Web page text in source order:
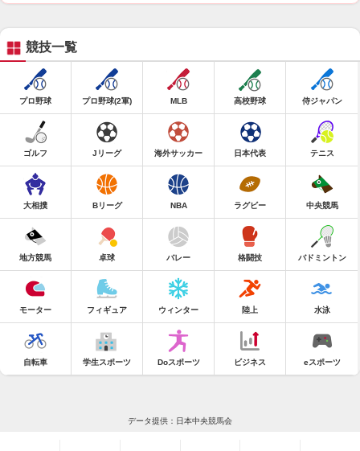
競技一覧
プロ野球 プロ野球(2軍) MLB 高校野球 侍ジャパン
ゴルフ Jリーグ 海外サッカー 日本代表 テニス
大相撲 Bリーグ NBA ラグビー 中央競馬
地方競馬 卓球 バレー 格闘技 バドミントン
モーター フィギュア ウィンター 陸上 水泳
自転車 学生スポーツ Doスポーツ ビジネス eスポーツ
データ提供：日本中央競馬会